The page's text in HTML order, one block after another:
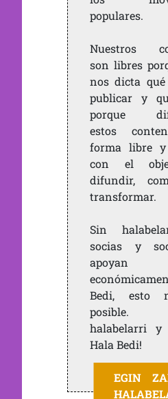
populares.
Nuestros
son libres
nos dicta qué
publicar y
porque
estos
forma libre
con el
difundir,
transformar.
Sin
socias y
apoyan
Bedi, esto
posible.
halabelarri y
Hala Bedi!
EGIN